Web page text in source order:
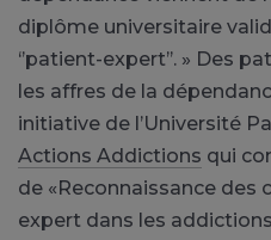
diplôme universitaire
‘’patient-expert’’. » Des
les affres de la
initiative de l’Université
Actions Addictions qui
de «Reconnaissance
expert dans les